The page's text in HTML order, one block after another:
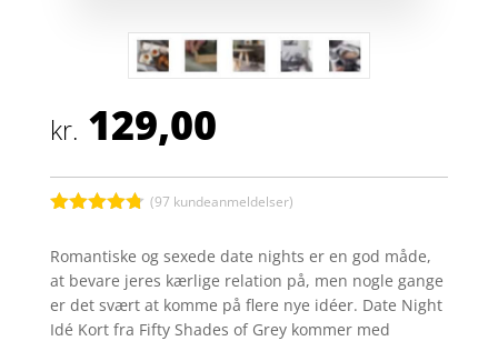
kr. 129,00
ud af 5
baseret på
kundebedø
mmelser
(97 kundeanmeldelser)
Romantiske og sexede date nights er en god måde,
at bevare jeres kærlige relation på, men nogle gange
er det svært at komme på flere nye idéer. Date Night
Idé Kort fra Fifty Shades of Grey kommer med